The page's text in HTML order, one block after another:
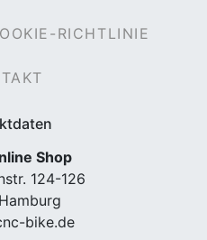
RICHTLINIE
Shop
124-126
bike.de